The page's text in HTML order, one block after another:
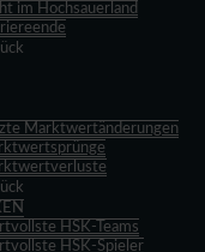
im Hochsauerland
Marktwertänderungen
HSK-Teams
HSK-Spieler